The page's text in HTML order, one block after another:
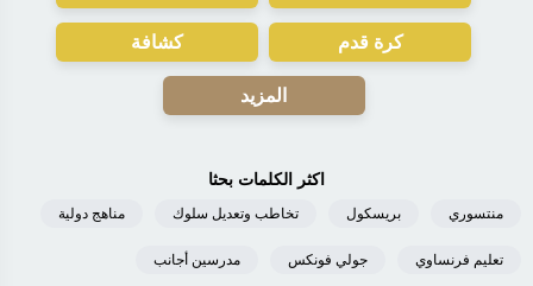
كرة قدم كشافة
المزيد
اكثر الكلمات بحثا
منتسوري بريسكول تخاطب وتعديل سلوك مناهج دولية
تعليم فرنساوي جولي فونكس مدرسين أجانب